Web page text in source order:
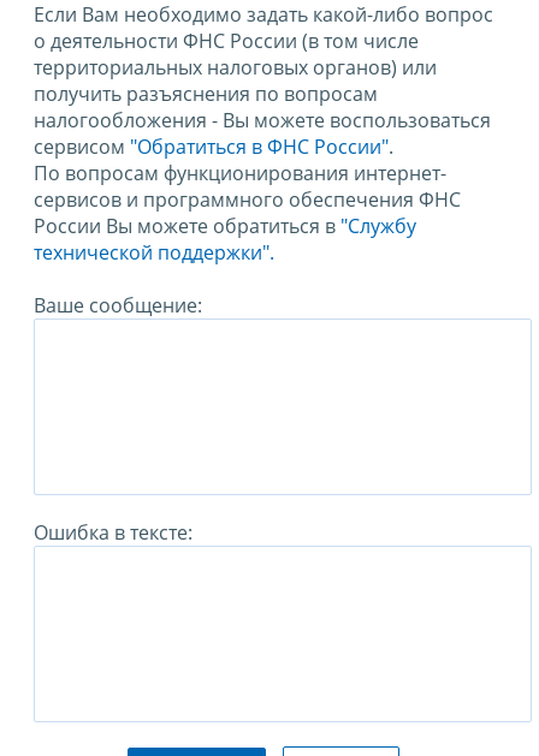
Если Вам необходимо задать какой-либо вопрос
о деятельности ФНС России (в том числе
территориальных налоговых органов) или
получить разъяснения по вопросам
налогообложения - Вы можете воспользоваться
сервисом "Обратиться в ФНС России".
По вопросам функционирования интернет-
сервисов и программного обеспечения ФНС
России Вы можете обратиться в "Службу
технической поддержки".
Ваше сообщение:
Ошибка в тексте: